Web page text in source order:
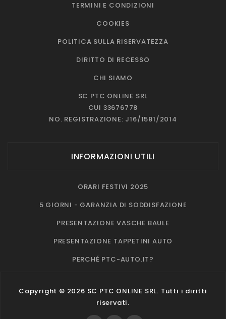
TERMINI E CONDIZIONI
COOKIES
POLITICA SULLA RISERVATEZZA
DIRITTO DI RECESSO
CHI SIAMO
SC PTC ONLINE SRL
CUI 33676778
NO. REGISTRAZIONE: J16/1581/2014
INFORMAZIONI UTILI
ORARI FESTIVI 2025
5 GIORNI - GARANZIA DI SODDISFAZIONE
PRESENTAZIONE VASCHE BAULE
PRESENTAZIONE TAPPETINI AUTO
PERCHÉ PTC-AUTO.IT?
Copyright © 2026 SC PTC ONLINE SRL. Tutti i diritti
riservati.